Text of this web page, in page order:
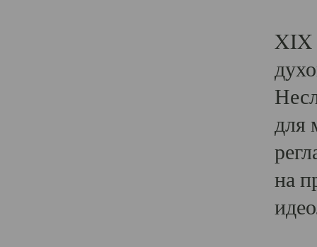
XIX
для
на